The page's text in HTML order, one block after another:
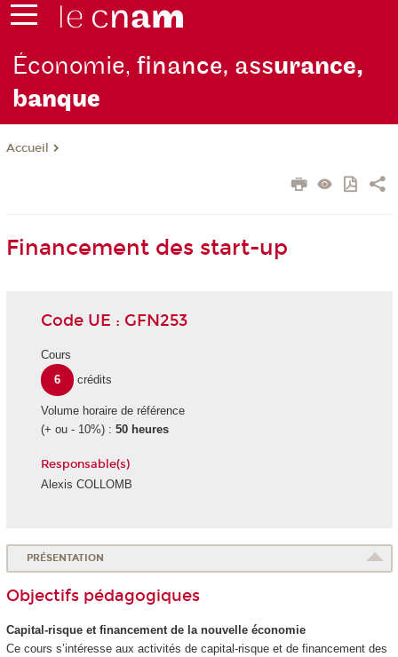
Économie,finance, assurance,
banque
Accueil
Financement des start-up
Code UE : GFN253
Cours
6
crédits
Volume horaire de référence
(+ ou - 10%) : 50 heures
Responsable(s)
Alexis COLLOMB
PRÉSENTATION
Objectifs pédagogiques
Capital-risque et financement de la nouvelle économie
Ce cours s’intéresse aux activités de capital-risque et de financement des